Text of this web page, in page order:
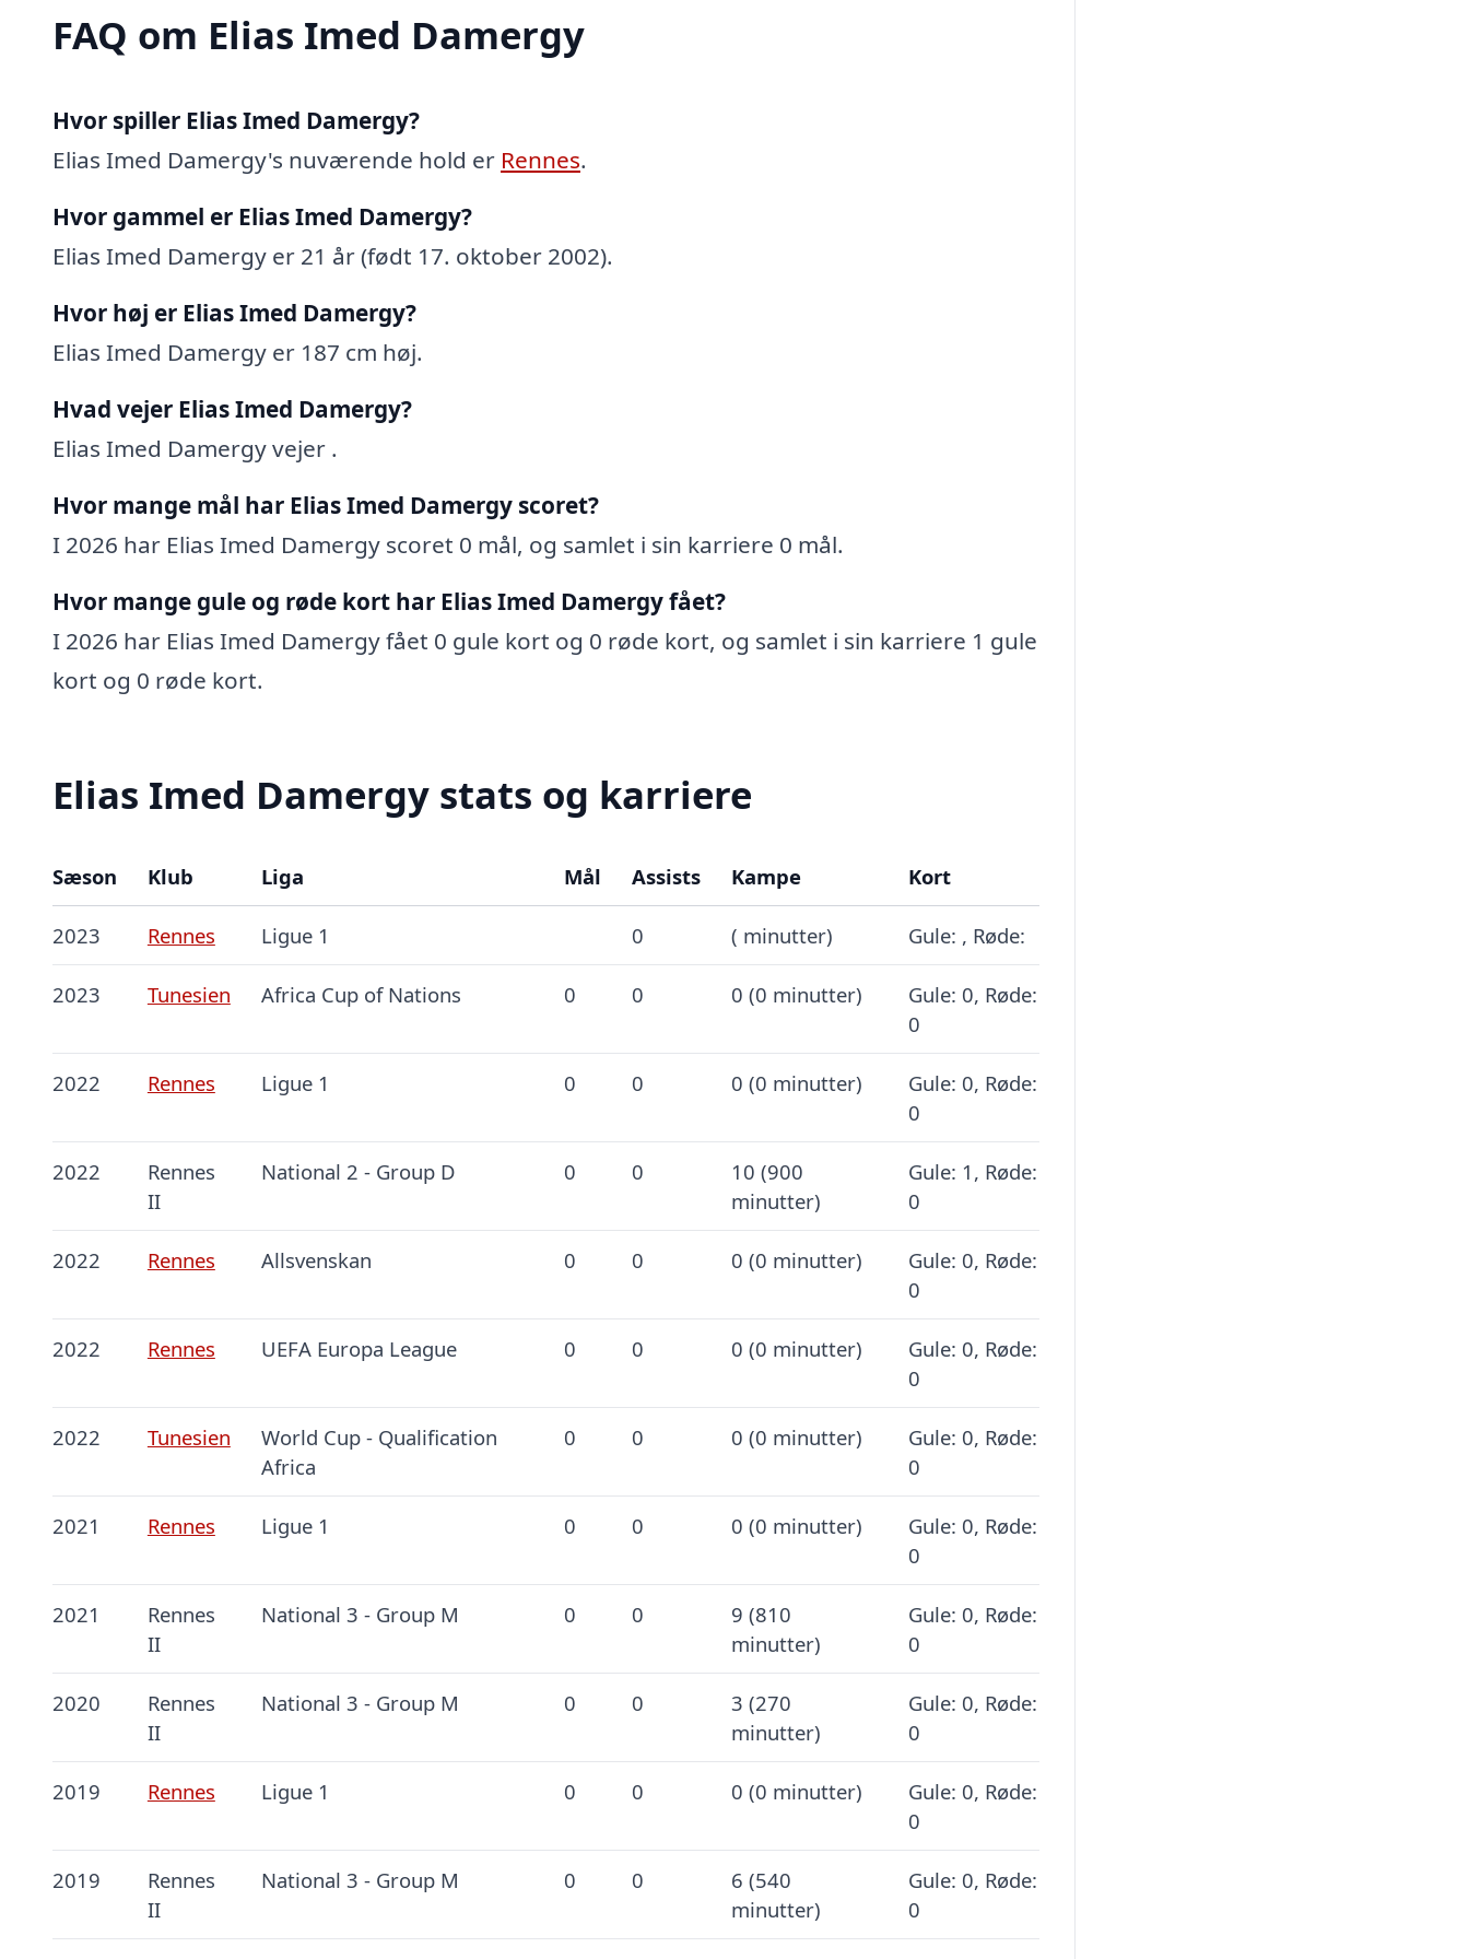
FAQ om Elias Imed Damergy
Hvor spiller Elias Imed Damergy?
Elias Imed Damergy's nuværende hold er Rennes.
Hvor gammel er Elias Imed Damergy?
Elias Imed Damergy er 21 år (født 17. oktober 2002).
Hvor høj er Elias Imed Damergy?
Elias Imed Damergy er 187 cm høj.
Hvad vejer Elias Imed Damergy?
Elias Imed Damergy vejer .
Hvor mange mål har Elias Imed Damergy scoret?
I 2026 har Elias Imed Damergy scoret 0 mål, og samlet i sin karriere 0 mål.
Hvor mange gule og røde kort har Elias Imed Damergy fået?
I 2026 har Elias Imed Damergy fået 0 gule kort og 0 røde kort, og samlet i sin karriere 1 gule
kort og 0 røde kort.
Elias Imed Damergy stats og karriere
Sæson Klub Liga Mål Assists Kampe Kort
2023 Rennes Ligue 1 0 ( minutter) Gule: , Røde:
2023 Tunesien Africa Cup of Nations 0 0 0 (0 minutter)
Gule: 0, Røde:
0
2022 Rennes Ligue 1 0 0 0 (0 minutter)
Gule: 0, Røde:
0
2022
Rennes
II
National 2 - Group D 0 0
10 (900
minutter)
Gule: 1, Røde:
0
2022 Rennes Allsvenskan 0 0 0 (0 minutter)
Gule: 0, Røde:
0
2022 Rennes UEFA Europa League 0 0 0 (0 minutter)
Gule: 0, Røde:
0
2022 Tunesien
World Cup - Qualification
Africa
0 0 0 (0 minutter)
Gule: 0, Røde:
0
2021 Rennes Ligue 1 0 0 0 (0 minutter)
Gule: 0, Røde:
0
2021
Rennes
II
National 3 - Group M 0 0
9 (810
minutter)
Gule: 0, Røde:
0
2020
Rennes
II
National 3 - Group M 0 0
3 (270
minutter)
Gule: 0, Røde:
0
2019 Rennes Ligue 1 0 0 0 (0 minutter)
Gule: 0, Røde:
0
2019
Rennes
II
National 3 - Group M 0 0
6 (540
minutter)
Gule: 0, Røde:
0